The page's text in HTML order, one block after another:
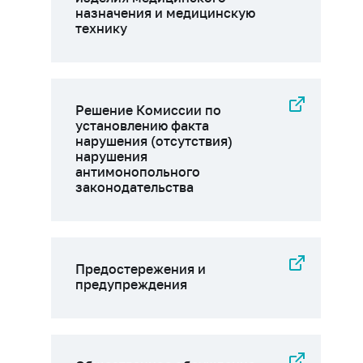
назначения и медицинскую
технику
Решение Комиссии по
установлению факта
нарушения (отсутствия)
нарушения
антимонопольного
законодательства
Предостережения и
предупреждения